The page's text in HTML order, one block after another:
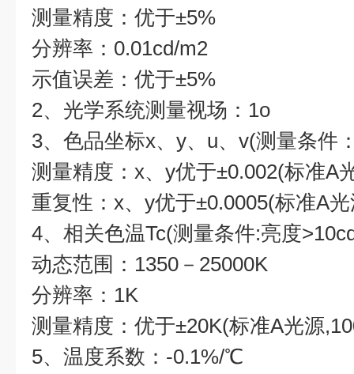
测量精度：优于±5%
分辨率：0.01cd/m2
示值误差：优于±5%
2、光学系统测量视场：1o
3、色品坐标x、y、u、v(测量条件
测量精度：x、y优于±0.002(标准A
重复性：x、y优于±0.0005(标准A
4、相关色温Tc(测量条件:亮度
动态范围：1350－25000K
分辨率：1K
测量精度：优于±20K(标准A光源
5、温度系数：-0.1%/℃